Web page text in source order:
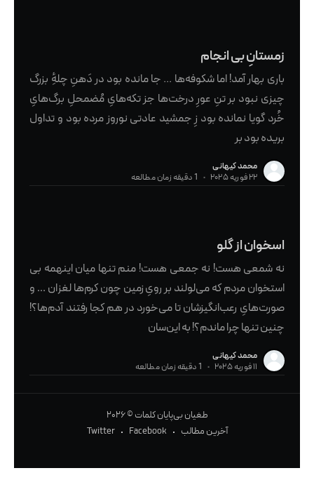
زمستانِ بی انجام
باری بهار آمد! اما شکوفه‌ها ... جا مانده‌ بود در دَهنِ چلهِٔ بزرگ
چیزی نبود بر تنِ عورِ درخت‌ها جز تکه‌هایِ مُضمحلِ برگ‌هایِ
خُرد گویا نمانده بود زِ جمشید عادتی نوروز مرده بود و تداول
بریده بود بر
محمد کیهانی
۲۲ فوریه ۲۰۲۵
•
اسخوان از گلو
نه شمعی هست! نه جمعی هست! منم تنها میان اینهمه بی
استخوان مردم که می‌لولند بر رویِ زمین چون کرم‌ها لغزان … و
صورت‌هایِ رعب‌انگیزشان تا می‌خورد در هم کجا رفتند آدم‌ها؟!
چنین تنها چرا ماندم؟! به این‌سان
محمد کیهانی
۱۱ فوریه ۲۰۲۵
•
طغیان بی‌پایان کلمات © ۲۰۲۶
آخرین مطالب
Facebook
Twitter